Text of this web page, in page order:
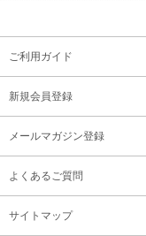
ご利用ガイド
新規会員登録
メールマガジン登録
よくあるご質問
サイトマップ